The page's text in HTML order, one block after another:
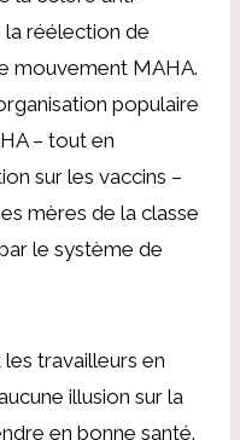
la réélection de
mouvement MAHA.
populaire
– tout en
sur les vaccins –
mères de la classe
le système de
travailleurs en
illusion sur la
en bonne santé.